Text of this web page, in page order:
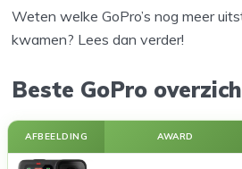
Weten welke GoPro’s nog meer
kwamen? Lees dan verder!
Beste GoPro
AFBEELDING AWARD